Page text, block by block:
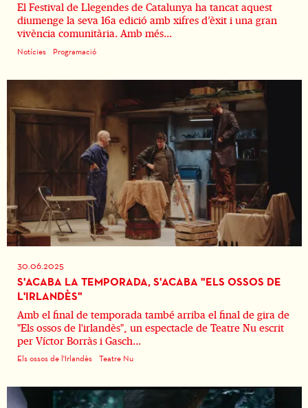
El Festival de Llegendes de Catalunya ha tancat aquest
diumenge la seva 16a edició amb xifres d’èxit i una gran
vivència comunitària. Amb més...
Notícies Programació
30.06.2025
S'ACABA LA TEMPORADA, S'ACABA "ELS OSSOS DE
L'IRLANDÈS"
Amb el final de temporada també arriba el final de gira de
"Els ossos de l'irlandès", un espectacle de Teatre Nu escrit
per Víctor Borràs i Gasch...
Els ossos de l'Irlandès Teatre Nu